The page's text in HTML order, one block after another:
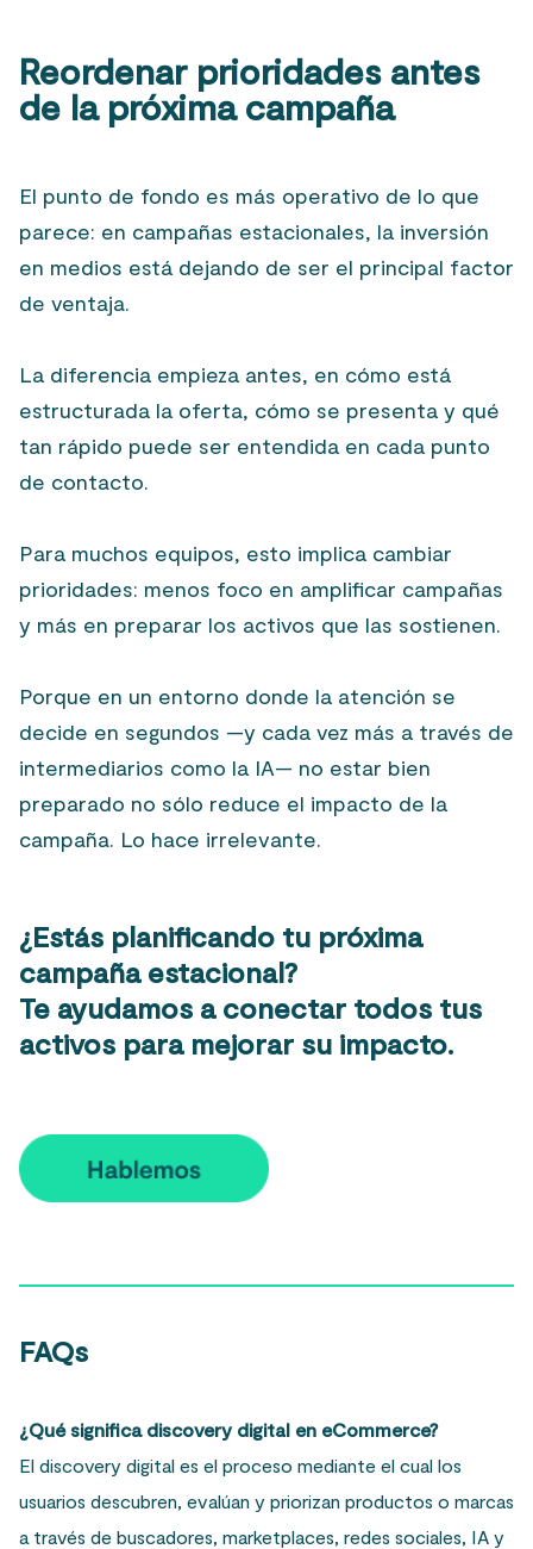
Reordenar prioridades antes
de la próxima campaña
El punto de fondo es más operativo de lo que
parece: en campañas estacionales, la inversión
en medios está dejando de ser el principal factor
de ventaja.
La diferencia empieza antes, en cómo está
estructurada la oferta, cómo se presenta y qué
tan rápido puede ser entendida en cada punto
de contacto.
Para muchos equipos, esto implica cambiar
prioridades: menos foco en amplificar campañas
y más en preparar los activos que las sostienen.
Porque en un entorno donde la atención se
decide en segundos —y cada vez más a través de
intermediarios como la IA— no estar bien
preparado no sólo reduce el impacto de la
campaña. Lo hace irrelevante.
¿Estás planificando tu próxima
campaña estacional?
Te ayudamos a conectar todos tus
activos para mejorar su impacto.
FAQs
¿Qué significa discovery digital en eCommerce?
El discovery digital es el proceso mediante el cual los
usuarios descubren, evalúan y priorizan productos o marcas
a través de buscadores, marketplaces, redes sociales, IA y